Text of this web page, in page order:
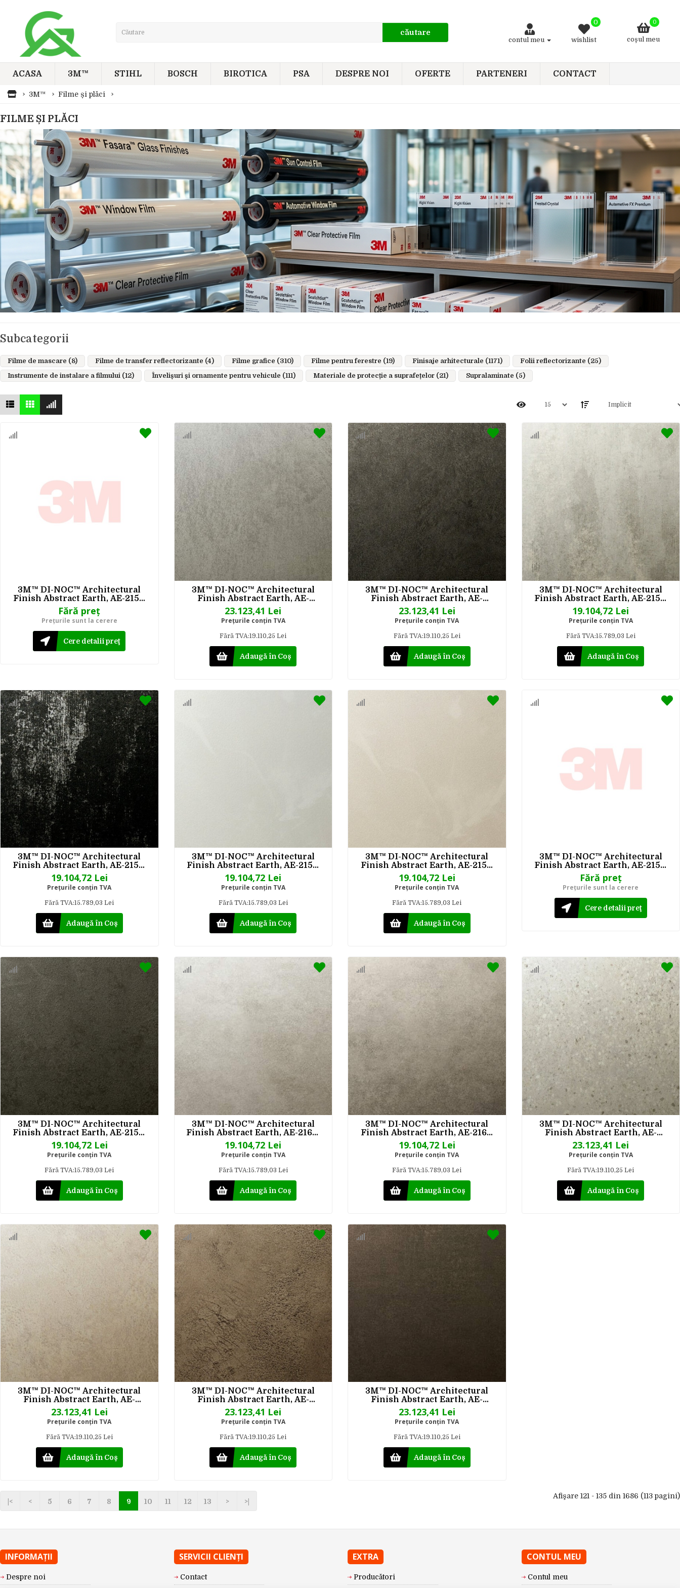
căutare
contul meu
0
wishlist coşul meu
0
ACASA 3M™ STIHL BOSCH BIROTICA PSA DESPRE NOI OFERTE PARTENERI CONTACT
3M™ Filme și plăci
FILME ȘI PLĂCI
Subcategorii
Filme de mascare (8) Filme de transfer reflectorizante (4) Filme grafice (310) Filme pentru ferestre (19) Finisaje arhitecturale (1171)
Folii reflectorizante (25)
Instrumente de instalare a filmului (12)
Învelișuri și ornamente pentru vehicule (111) Materiale de protecție a suprafețelor (21) Supralaminate (5)
3M™ DI-NOC™ Architectural
Finish Abstract Earth, AE-2151,
1220 mm x 50 m
Fără preţ
Preţurile sunt la cerere
Cere detalii preţ
3M™ DI-NOC™ Architectural
Finish Abstract Earth, AE-
2152MT, 1220 mm x 50 m
23.123,41 Lei
Preţurile conţin TVA
Fără TVA:19.110,25 Lei
Adaugă în Coş
3M™ DI-NOC™ Architectural
Finish Abstract Earth, AE-
2153MT, 1220 mm x 50 m
23.123,41 Lei
Preţurile conţin TVA
Fără TVA:19.110,25 Lei
Adaugă în Coş
3M™ DI-NOC™ Architectural
Finish Abstract Earth, AE-2154,
1220 mm x 50 m
19.104,72 Lei
Preţurile conţin TVA
Fără TVA:15.789,03 Lei
Adaugă în Coş
3M™ DI-NOC™ Architectural
Finish Abstract Earth, AE-2155,
1220 mm x 50 m
19.104,72 Lei
Preţurile conţin TVA
Fără TVA:15.789,03 Lei
Adaugă în Coş
3M™ DI-NOC™ Architectural
Finish Abstract Earth, AE-2156,
1220 mm x 50 m
19.104,72 Lei
Preţurile conţin TVA
Fără TVA:15.789,03 Lei
Adaugă în Coş
3M™ DI-NOC™ Architectural
Finish Abstract Earth, AE-2157,
1220 mm x 50 m
19.104,72 Lei
Preţurile conţin TVA
Fără TVA:15.789,03 Lei
Adaugă în Coş
3M™ DI-NOC™ Architectural
Finish Abstract Earth, AE-2158,
1220 mm x 50 m
Fără preţ
Preţurile sunt la cerere
Cere detalii preţ
3M™ DI-NOC™ Architectural
Finish Abstract Earth, AE-2159,
1220 mm x 50 m
19.104,72 Lei
Preţurile conţin TVA
Fără TVA:15.789,03 Lei
Adaugă în Coş
3M™ DI-NOC™ Architectural
Finish Abstract Earth, AE-2160,
1220 mm x 50 m
19.104,72 Lei
Preţurile conţin TVA
Fără TVA:15.789,03 Lei
Adaugă în Coş
3M™ DI-NOC™ Architectural
Finish Abstract Earth, AE-2161,
1220 mm x 50 m
19.104,72 Lei
Preţurile conţin TVA
Fără TVA:15.789,03 Lei
Adaugă în Coş
3M™ DI-NOC™ Architectural
Finish Abstract Earth, AE-
2162MT, 1220 mm x 50 m
23.123,41 Lei
Preţurile conţin TVA
Fără TVA:19.110,25 Lei
Adaugă în Coş
3M™ DI-NOC™ Architectural
Finish Abstract Earth, AE-
2163MT, 1220 mm x 50 m
23.123,41 Lei
Preţurile conţin TVA
Fără TVA:19.110,25 Lei
Adaugă în Coş
3M™ DI-NOC™ Architectural
Finish Abstract Earth, AE-
2164MT, 1220 mm x 50 m
23.123,41 Lei
Preţurile conţin TVA
Fără TVA:19.110,25 Lei
Adaugă în Coş
3M™ DI-NOC™ Architectural
Finish Abstract Earth, AE-
2165MT, 1220 mm x 50 m
23.123,41 Lei
Preţurile conţin TVA
Fără TVA:19.110,25 Lei
Adaugă în Coş
|< < 5 6 7 8 9 10 11 12 13 > >|
Afişare 121 - 135 din 1686 (113 pagini)
INFORMAŢII
Despre noi
SERVICII CLIENŢI
Contact
EXTRA
Producători
CONTUL MEU
Contul meu